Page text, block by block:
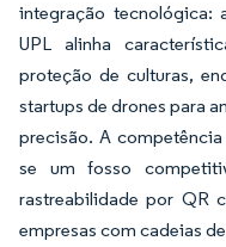
integração tecnológica:
UPL alinha
proteção de culturas,
startups de drones para
precisão. A
se um fosso
rastreabilidade por QR
empresas com cadeias